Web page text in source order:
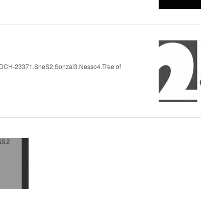
23371.SneS2.Sonzai3.Nesso4.Tree of